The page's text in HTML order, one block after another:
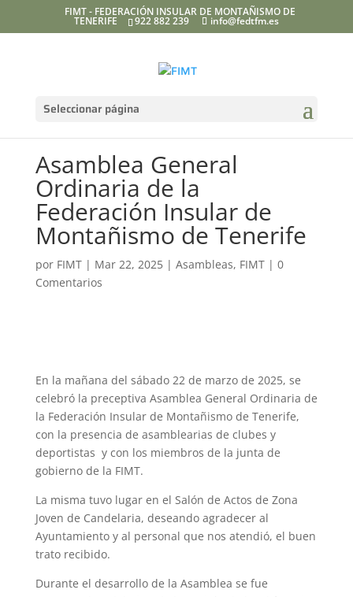
FIMT - FEDERACIÓN INSULAR DE MONTAÑISMO DE
TENERIFE 922 882 239 info@fedtfm.es
Seleccionar página
Asamblea General
Ordinaria de la
Federación Insular de
Montañismo de Tenerife
por FIMT| Mar 22, 2025| Asambleas, FIMT| 0
Comentarios
En la mañana del sábado 22 de marzo de 2025, se
celebró la preceptiva Asamblea General Ordinaria de
la Federación Insular de Montañismo de Tenerife,
con la presencia de asamblearias de clubes y
deportistas y con los miembros de la junta de
gobierno de la FIMT.
La misma tuvo lugar en el Salón de Actos de Zona
Joven de Candelaria, deseando agradecer al
Ayuntamiento y al personal que nos atendió, el buen
trato recibido.
Durante el desarrollo de la Asamblea se fue